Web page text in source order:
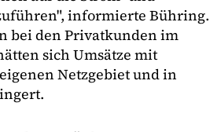
informierte Bühring.
bei den Privatkunden im
sich Umsätze mit
Netzgebiet und in